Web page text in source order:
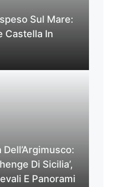
Sul Mare:
Castella In
Di Sicilia’,
E Panorami